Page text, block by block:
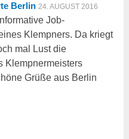
Berlin 24. AUGUST 2016
Job-
Klempners. Da kriegt
mal Lust die
Klempnermeisters
Grüße aus Berlin